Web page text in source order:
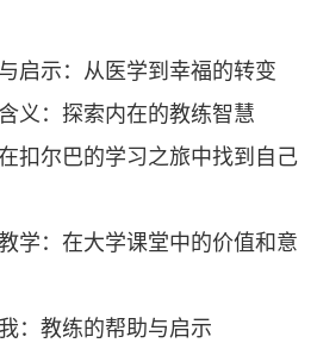
启示：从医学到幸福的转变
义：探索内在的教练智慧
扣尔巴的学习之旅中找到自己
学：在大学课堂中的价值和意
：教练的帮助与启示